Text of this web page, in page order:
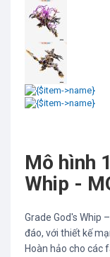
Mô hình
Whip -
Grade God's Whip
đáo, với thiết kế
Hoàn hảo cho các